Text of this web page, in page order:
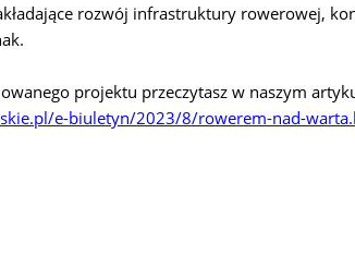
rozwój infrastruktury rowerowej,
projektu przeczytasz w naszym
e-biuletyn/2023/8/rowerem-nad-